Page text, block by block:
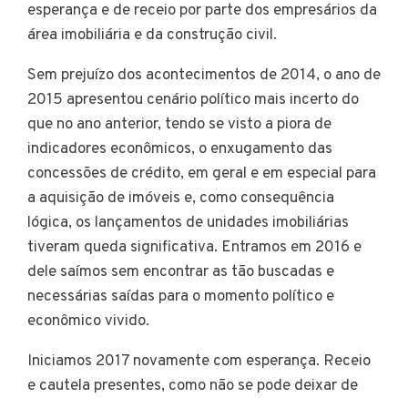
esperança e de receio por parte dos empresários da
área imobiliária e da construção civil.
Sem prejuízo dos acontecimentos de 2014, o ano de
2015 apresentou cenário político mais incerto do
que no ano anterior, tendo se visto a piora de
indicadores econômicos, o enxugamento das
concessões de crédito, em geral e em especial para
a aquisição de imóveis e, como consequência
lógica, os lançamentos de unidades imobiliárias
tiveram queda significativa. Entramos em 2016 e
dele saímos sem encontrar as tão buscadas e
necessárias saídas para o momento político e
econômico vivido.
Iniciamos 2017 novamente com esperança. Receio
e cautela presentes, como não se pode deixar de